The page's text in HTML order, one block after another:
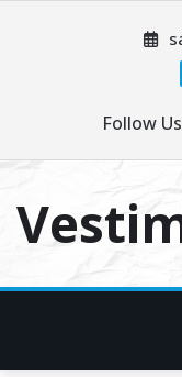
Follow Us